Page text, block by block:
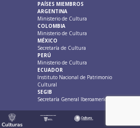
PAÍSES MIEMBROS
ARGENTINA
Ministerio de Cultura
COLOMBIA
Ministerio de Cultura
MÉXICO
Secretaría de Cultura
PERÚ
Ministerio de Cultura
ECUADOR
Instituto Nacional de Patrimonio
Cultural
SEGIB
Secretaría General Iberoamericana